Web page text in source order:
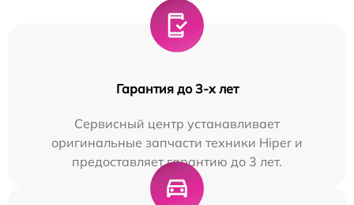
Гарантия до 3-х лет
Сервисный центр устанавливает
оригинальные запчасти техники Hiper и
предоставляет гарантию до 3 лет.